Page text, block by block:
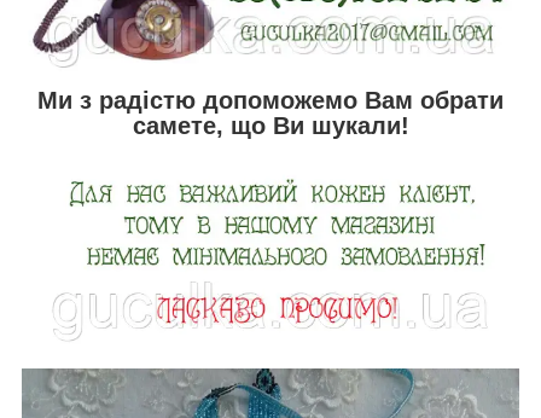
Ми з радістю допоможемо Вам обрати
самете, що Ви шукали!